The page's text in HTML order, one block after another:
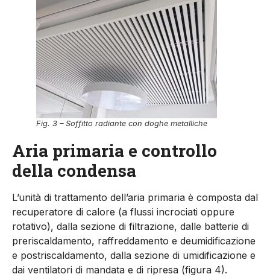
Fig. 3 – Soffitto radiante con doghe metalliche
Aria primaria e controllo
della condensa
L’unità di trattamento dell’aria primaria è composta dal
recupe­ratore di calore (a flussi incrociati oppure
rotativo), dalla sezione di filtrazione, dalle batterie di
preriscaldamento, raffreddamento e deumidificazione
e postriscaldamento, dalla sezione di umidi­ficazione e
dai ventilatori di mandata e di ripresa (figura 4).